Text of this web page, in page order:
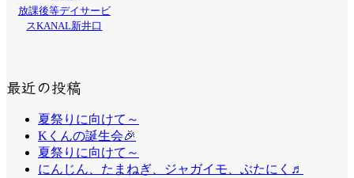
放課後等デイサービ
スKANAL新井口
最近の投稿
夏祭りに向けて～
Kくんの誕生会🎉
夏祭りに向けて～
にんじん、たまねぎ、ジャガイモ、ぶたにく♬